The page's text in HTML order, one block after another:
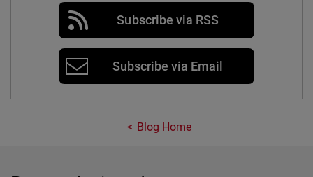
Subscribe via RSS
Subscribe via Email
Blog Home